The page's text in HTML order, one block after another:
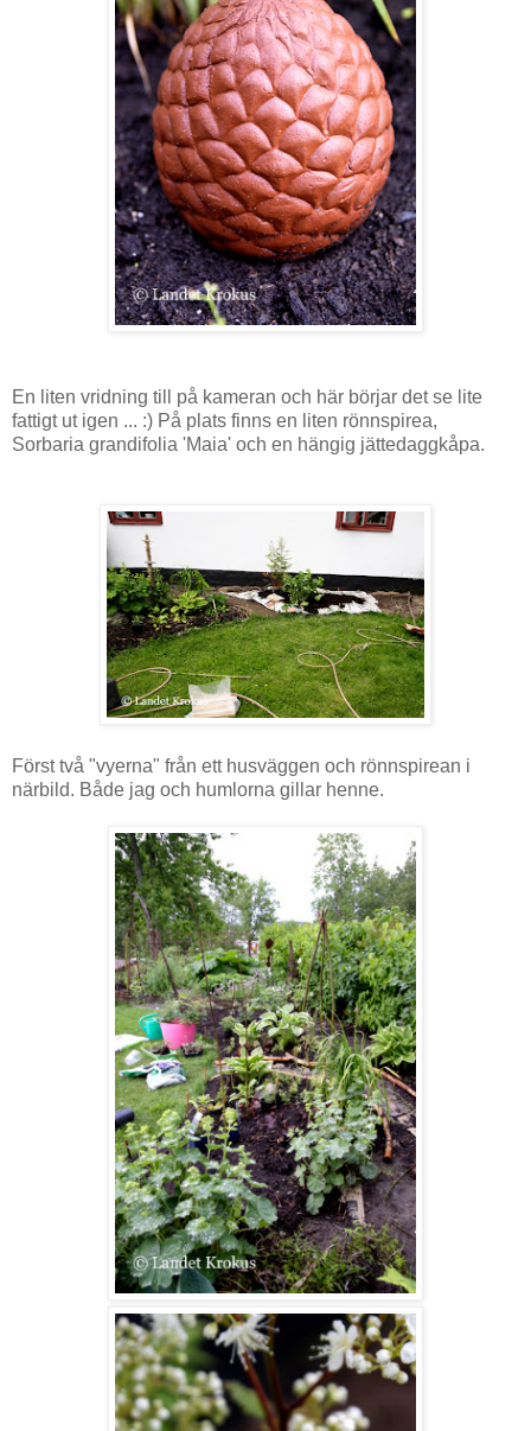
En liten vridning till på kameran och här börjar det se lite
fattigt ut igen ... :) På plats finns en liten rönnspirea,
Sorbaria grandifolia 'Maia' och en hängig jättedaggkåpa.
Först två "vyerna" från ett husväggen och rönnspirean i
närbild. Både jag och humlorna gillar henne.